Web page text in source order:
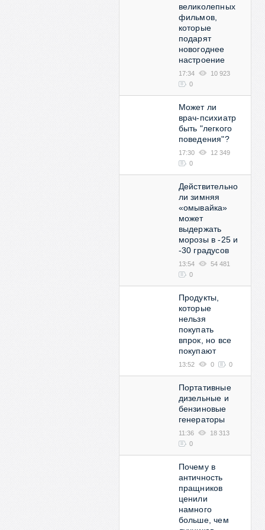
великолепных
фильмов,
которые
подарят
новогоднее
настроение
17:34
10 923
0
Может ли
врач-психиатр
быть "легкого
поведения"?
17:30
12 349
0
Действительно
ли зимняя
«омывайка»
может
выдержать
морозы в -25 и
-30 градусов
13:54
54 481
0
Продукты,
которые
нельзя
покупать
впрок, но все
покупают
13:52 0 0
Портативные
дизельные и
бензиновые
генераторы
11:36
18 313
0
Почему в
античность
пращников
ценили
намного
больше, чем